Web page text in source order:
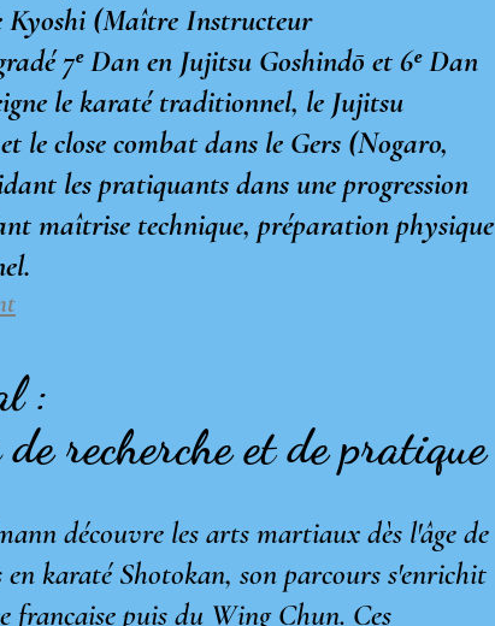
(Maître Instructeur
7ᵉ Dan en Jujitsu Goshindō et 6ᵉ Dan
le karaté traditionnel, le Jujitsu
le close combat dans le Gers (Nogaro,
les pratiquants dans une progression
maîtrise technique, préparation physique
:
recherche et de pratique
découvre les arts martiaux dès l'âge de
en karaté Shotokan, son parcours s'enrichit
française puis du Wing Chun. Ces